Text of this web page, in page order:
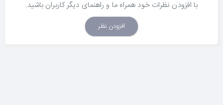
با افزودن نظرات خود همراه ما و راهنمای دیگر کاربران باشید.
افزودن نظر